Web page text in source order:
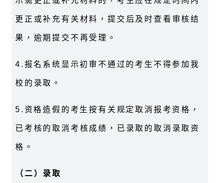
更正或补充有关材料，提交后及时查看审核结
果，逾期提交不再受理。
4. 报名系统显示初审不通过的考生不得参加我
校的录取。
5. 资格造假的考生按有关规定取消报考资格，
已考核的取消考核成绩，已录取的取消录取资
格。
（二）录取